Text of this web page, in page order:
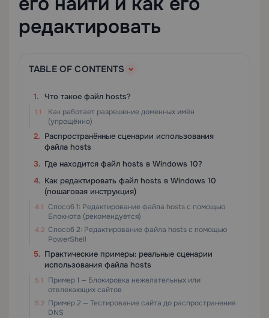
редактировать
TABLE OF CONTENTS
Что такое файл hosts?
Как работает разрешение доменных имён
(упрощённо)
Распространённые сценарии использования
файла hosts
Где находится файл hosts в Windows 10?
Как редактировать файл hosts в Windows 10
(пошаговая инструкция)
Способ 1: Редактирование файла hosts с помощью
Блокнота (рекомендуется)
Способ 2: Редактирование файла hosts с помощью
PowerShell
Практические примеры: реальные сценарии
использования файла hosts
Пример 1 — Блокировка нежелательных или
отвлекающих сайтов
Пример 2 — Тестирование сайта до распространения
DNS